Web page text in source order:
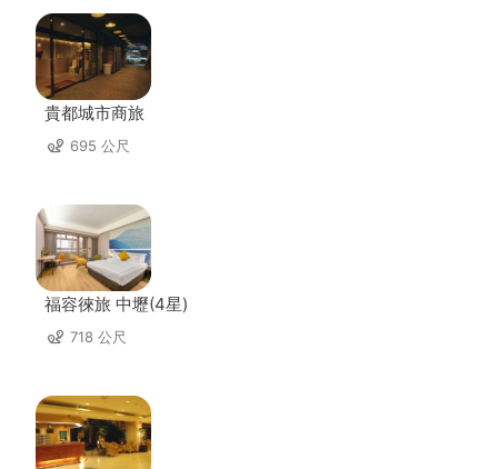
貴都城市商旅
695 公尺
福容徠旅 中壢(4星)
718 公尺